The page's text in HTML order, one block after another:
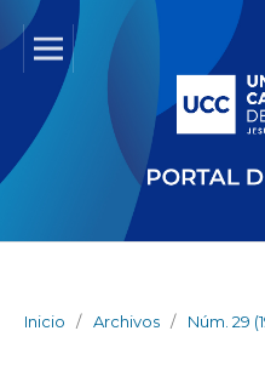
Inicio / Archivos / Núm. 29